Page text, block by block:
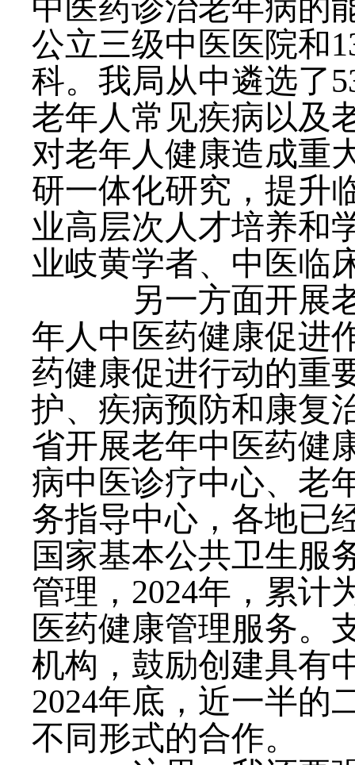
中医药诊治老年病的
公立三级中医医院和
科。我局从中遴选了
老年人常见疾病以及
对老年人健康造成重
研一体化研究，提升
业高层次人才培养和
业岐黄学者、中医临
另一方面开展老
年人中医药健康促
药健康促进行动的重
护、疾病预防和康复
省开展老年中医药健
病中医诊疗中心、老
务指导中心，各地已
国家基本公共卫生服
管理，2024年，累计
医药健康管理服务。
机构，鼓励创建具有
2024年底，近一半的
不同形式的合作。